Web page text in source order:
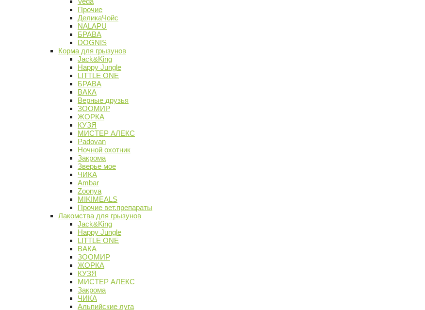
Прочие
ДеликаЧойс
NALAPU
БРАВА
DOGNIS
Корма для грызунов
Jack&King
Happy Jungle
LITTLE ONE
БРАВА
ВАКА
Верные друзья
ЗООМИР
ЖОРКА
КУЗЯ
МИСТЕР АЛЕКС
Padovan
Ночной охотник
Закрома
Зверье мое
ЧИКА
Ambar
Zoonya
MIKIMEALS
Прочие вет.препараты
Лакомства для грызунов
Jack&King
Happy Jungle
LITTLE ONE
ВАКА
ЗООМИР
ЖОРКА
КУЗЯ
МИСТЕР АЛЕКС
Закрома
ЧИКА
Альпийские луга